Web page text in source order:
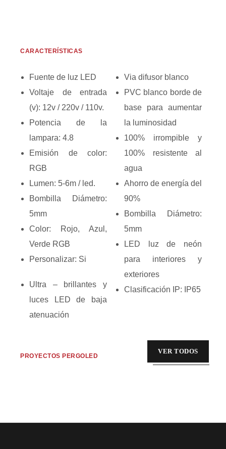
CARACTERÍSTICAS
Fuente de luz LED
Voltaje de entrada
(v): 12v / 220v / 110v.
Potencia de la
lampara: 4.8
Emisión de color:
RGB
Lumen: 5-6m / led.
Bombilla Diámetro:
5mm
Color: Rojo, Azul,
Verde RGB
Personalizar: Si
Ultra – brillantes y
luces LED de baja
atenuación
Via difusor blanco
PVC blanco borde de
base para aumentar
la luminosidad
100% irrompible y
100% resistente al
agua
Ahorro de energía del
90%
Bombilla Diámetro:
5mm
LED luz de neón
para interiores y
exteriores
Clasificación IP: IP65
PROYECTOS PERGOLED
VER TODOS